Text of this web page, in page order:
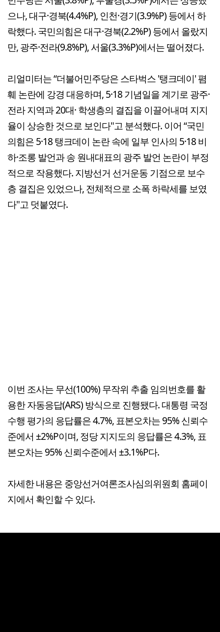
으나, 대구·경북(4.4%P), 인천·경기(3.9%P) 등에서 하
락했다. 국민의힘은 대구·경북(2.2%P) 등에서 올랐지
만, 광주·전라(9.8%P), 서울(3.3%P)에서는 떨어졌다.
리얼미터는 “더불어민주당은 스타벅스 '탱크데이' 폄
훼 논란에 강경 대응하며, 5·18 기념일을 계기로 광주·
전라 지역과 20대· 학생층의 결집을 이끌어내며 지지
율이 상승한 것으로 보인다"고 분석했다. 이어 “국민
의힘은 5·18 탱크데이 논란 속에 일부 인사의 5·18 비
하·조롱 발언과 송 원내대표의 광주 발언 논란이 부정
적으로 작용했다. 지방선거 선거운동 기점으로 보수
층 결집은 있었으나, 전체적으로 소폭 하락세를 보였
다"고 덧붙였다.
이번 조사는 무선(100%) 무작위 추출 임의번호를 활
용한 자동응답(ARS) 방식으로 진행됐다. 대통령 국정
수행 평가의 응답률은 4.7%, 표본오차는 95% 신뢰수
준에서 ±2%P이며, 정당 지지도의 응답률은 4.3%, 표
본오차는 95% 신뢰수준에서 ±3.1%P다.
자세한 내용은 중앙선거여론조사심의위원회 홈페이
지에서 확인할 수 있다.